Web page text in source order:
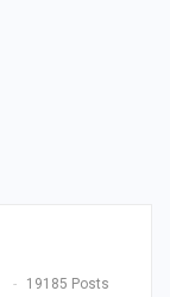
19185 Posts